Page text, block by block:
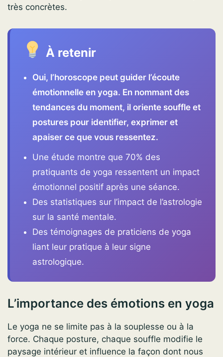
très concrètes.
À retenir
Oui, l’horoscope peut guider l’écoute
émotionnelle en yoga. En nommant des
tendances du moment, il oriente souffle et
postures pour identifier, exprimer et
apaiser ce que vous ressentez.
Une étude montre que 70% des
pratiquants de yoga ressentent un impact
émotionnel positif après une séance.
Des statistiques sur l’impact de l’astrologie
sur la santé mentale.
Des témoignages de praticiens de yoga
liant leur pratique à leur signe
astrologique.
L’importance des émotions en yoga
Le yoga ne se limite pas à la souplesse ou à la
force. Chaque posture, chaque souffle modifie le
paysage intérieur et influence la façon dont nous